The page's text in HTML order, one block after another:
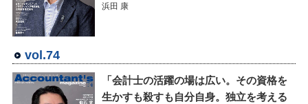
浜田 康
vol.74
「会計士の活躍の場は広い。その資格を
生かすも殺すも自分自身。独立を考える